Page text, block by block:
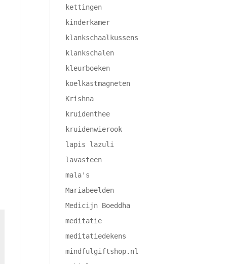
kettingen
kinderkamer
klankschaalkussens
klankschalen
kleurboeken
koelkastmagneten
Krishna
kruidenthee
kruidenwierook
lapis lazuli
lavasteen
mala's
Mariabeelden
Medicijn Boeddha
meditatie
meditatiedekens
mindfulgiftshop.nl